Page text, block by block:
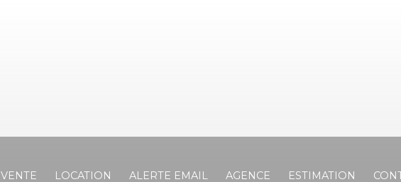
VENTE LOCATION ALERTE EMAIL AGENCE ESTIMATION